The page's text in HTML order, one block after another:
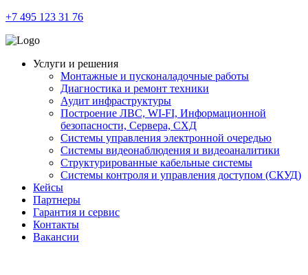
+7 495 123 31 76
Услуги и решения
Монтажные и пусконаладочные работы
Диагностика и ремонт техники
Аудит инфраструктуры
Построение ЛВС, WI-FI, Информационной
безопасности, Сервера, СХД
Системы управления электронной очередью
Системы видеонаблюдения и видеоаналитики
Структурированные кабельные системы
Системы контроля и управления доступом (СКУД)
Кейсы
Партнеры
Гарантия и сервис
Контакты
Вакансии